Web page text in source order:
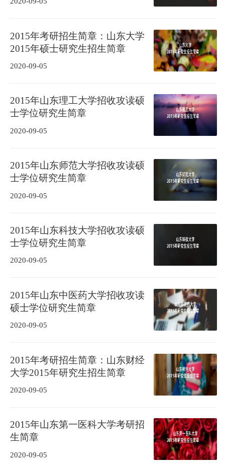
2015年考研招生简章：山东大学
2015年硕士研究生招生简章
2020-09-05
2015年山东理工大学招收攻读硕
士学位研究生简章
2020-09-05
2015年山东师范大学招收攻读硕
士学位研究生简章
2020-09-05
2015年山东科技大学招收攻读硕
士学位研究生简章
2020-09-05
2015年山东中医药大学招收攻读
硕士学位研究生简章
2020-09-05
2015年考研招生简章：山东财经
大学2015年研究生招生简章
2020-09-05
2015年山东第一医科大学考研招
生简章
2020-09-05